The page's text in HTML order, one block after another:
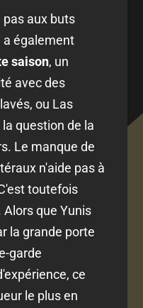
aux buts
a également
saison, un
avec des
ou Las
question de la
Le manque de
n'aide pas à
toutefois
que Yunis
la grande porte
garde
ce
le plus en